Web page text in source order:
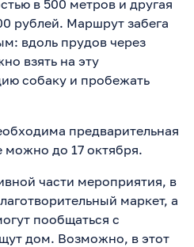
в 500 метров и другая
рублей. Маршрут забега
вдоль прудов через
взять на эту
собаку и пробежать
предварительная
можно до 17 октября.
части мероприятия, в
маркет, а
пообщаться с
дом. Возможно, в этот